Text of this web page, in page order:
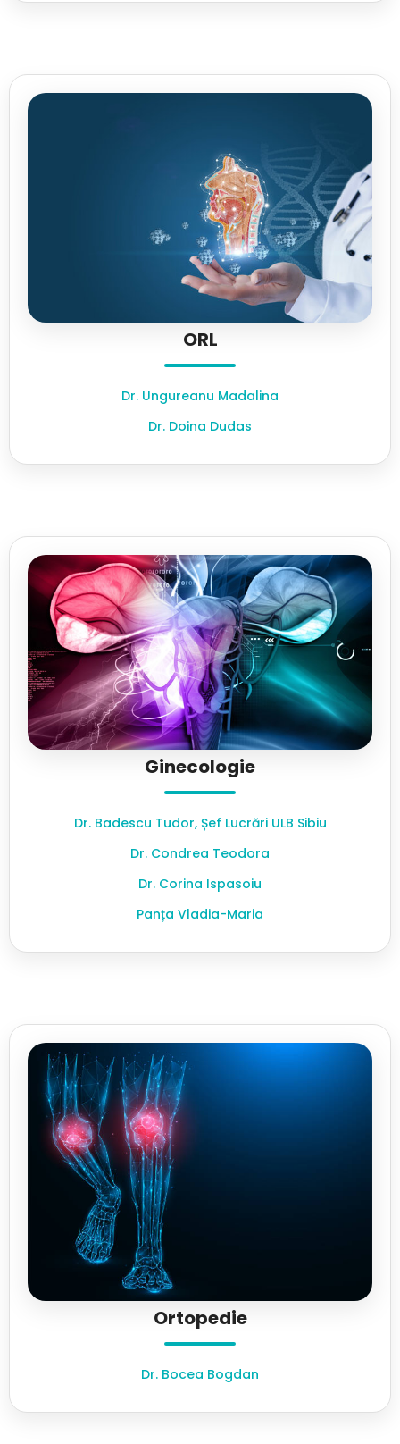
ORL
Dr. Ungureanu Madalina
Dr. Doina Dudas
Ginecologie
Dr. Badescu Tudor, Șef Lucrări ULB Sibiu
Dr. Condrea Teodora
Dr. Corina Ispasoiu
Panța Vladia-Maria
Ortopedie
Dr. Bocea Bogdan